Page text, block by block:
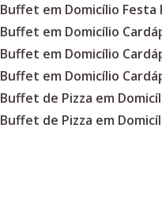
Buffet em Domicílio Festa
Buffet em Domicílio
Buffet em Domicílio
Buffet em Domicílio
Buffet de Pizza em
Buffet de Pizza em